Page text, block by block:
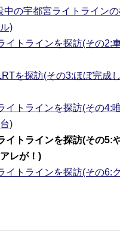
中の宇都宮ライトライン
)
イトラインを探訪(その2:
を探訪(その3:ほぼ完成
イトラインを探訪(その4:
)
イトラインを探訪(その5:
レが！)
イトラインを探訪(その6: